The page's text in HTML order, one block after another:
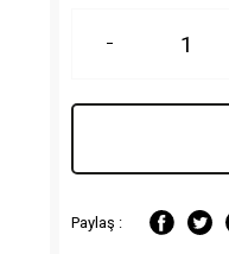
Paylaş :